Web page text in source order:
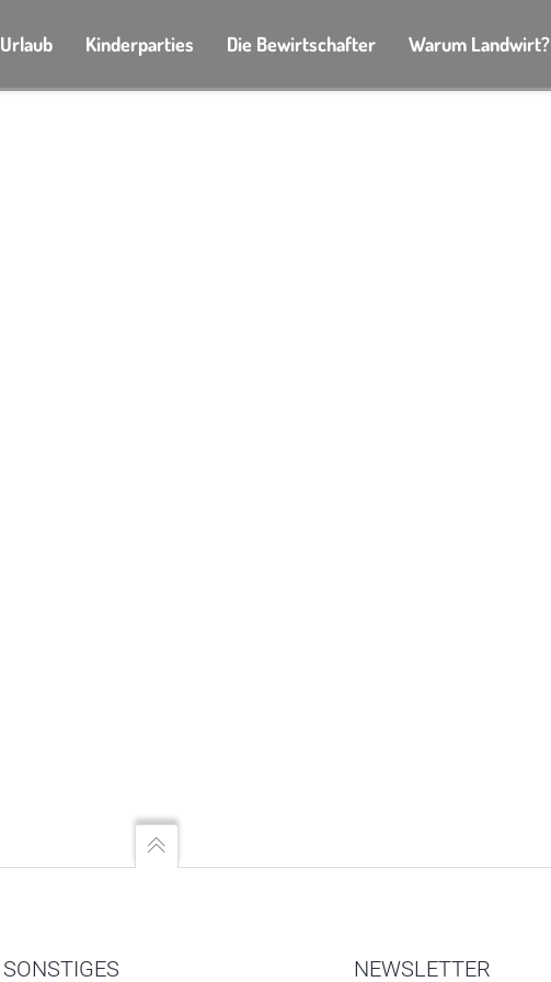
Urlaub Kinderparties Die Bewirtschafter Warum Landwirt?
SONSTIGES NEWSLETTER